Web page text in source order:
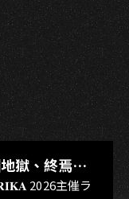
獄、終焉
夢中、花奏
2026主催ラ